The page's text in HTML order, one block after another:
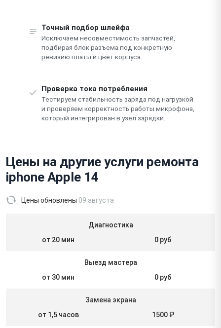
Точный подбор шлейфа
Исключаем несовместимость запчастей,
подбирая блок разъема под конкретную
ревизию платы и цвет корпуса.
Проверка тока потребления
Тестируем стабильность заряда под нагрузкой
и проверяем корректность работы микрофона,
который интегрирован в узел зарядки.
Цены на другие услуги ремонта
iphone Apple 14
Цены обновлены 09 августа
Диагностика
от 20 мин
0 руб
Выезд мастера
от 30 мин
0 руб
Замена экрана
от 1,5 часов
1500 ₽